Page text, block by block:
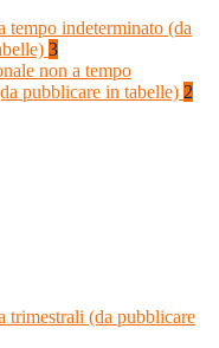
tempo indeterminato (da
3
non a tempo
pubblicare in tabelle) 2
trimestrali (da pubblicare